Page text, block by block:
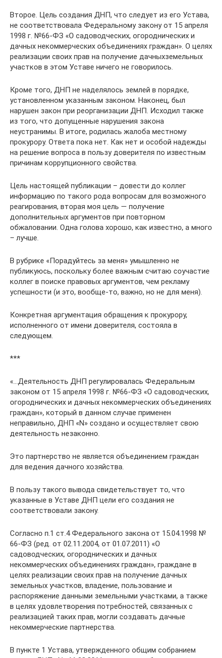
Второе. Цель создания ДНП, что следует из его Устава,
не соответствовала Федеральному закону от 15 апреля
1998 г. №66-ФЗ «О садоводческих, огороднических и
дачных некоммерческих объединениях граждан». О целях
реализации своих прав на получение дачныхземельных
участков в этом Уставе ничего не говорилось.
Кроме того, ДНП не наделялось землей в порядке,
установленном указанным законом. Наконец, был
нарушен закон при реорганизации ДНП. Исходил также
из того, что допущенные нарушения закона
неустранимы. В итоге, родилась жалоба местному
прокурору. Ответа пока нет. Как нет и особой надежды
на решение вопроса в пользу доверителя по известным
причинам коррупционного свойства.
Цель настоящей публикации – довести до коллег
информацию по такого рода вопросам для возможного
реагирования, вторая моя цель — получение
дополнительных аргументов при повторном
обжаловании. Одна голова хорошо, как известно, а много
– лучше.
В рубрике «Порадуйтесь за меня» умышленно не
публикуюсь, поскольку более важным считаю соучастие
коллег в поиске правовых аргументов, чем рекламу
успешности (и это, вообще-то, важно, но не для меня).
Конкретная аргументация обращения к прокурору,
исполненного от имени доверителя, состояла в
следующем.
***
«…Деятельность ДНП регулировалась Федеральным
законом от 15 апреля 1998 г. №66-ФЗ «О садоводческих,
огороднических и дачных некоммерческих объединениях
граждан», который в данном случае применен
неправильно, ДНП «N» создано и осуществляет свою
деятельность незаконно.
Это партнерство не является объединением граждан
для ведения дачного хозяйства.
В пользу такого вывода свидетельствует то, что
указанные в Уставе ДНП цели его создания не
соответствовали закону.
Согласно п.1 ст.4 Федерального закона от 15.04.1998 №
66-ФЗ (ред. от 02.11.2004, от 01.07.2011) «О
садоводческих, огороднических и дачных
некоммерческих объединениях граждан», граждане в
целях реализации своих прав на получение дачных
земельных участков, владение, пользование и
распоряжение данными земельными участками, а также
в целях удовлетворения потребностей, связанных с
реализацией таких прав, могли создавать дачные
некоммерческие партнерства.
В пункте 1 Устава, утвержденного общим собранием